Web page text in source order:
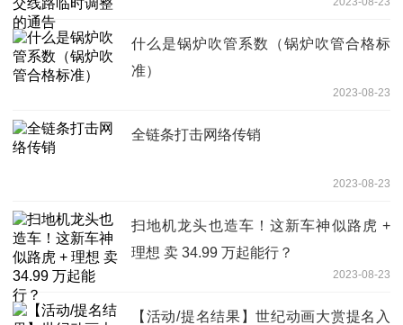
什么是锅炉吹管系数（锅炉吹管合格标
准）
2023-08-23
全链条打击网络传销
2023-08-23
扫地机龙头也造车！这新车神似路虎 +
理想 卖 34.99 万起能行？
2023-08-23
【活动/提名结果】世纪动画大赏提名入